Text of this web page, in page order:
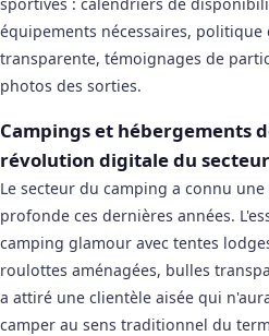
sportives : calendriers de
équipements nécessaires, politique
transparente, témoignages de
photos des sorties.
Campings et hébergements
révolution digitale du secteur
Le secteur du camping a connu
profonde ces dernières années.
camping glamour avec tentes
roulottes aménagées, bulles
a attiré une clientèle aisée qui
camper au sens traditionnel du